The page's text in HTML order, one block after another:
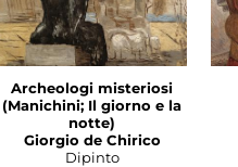
Archeologi misteriosi
(Manichini; Il giorno e la
notte)
Giorgio de Chirico
Dipinto